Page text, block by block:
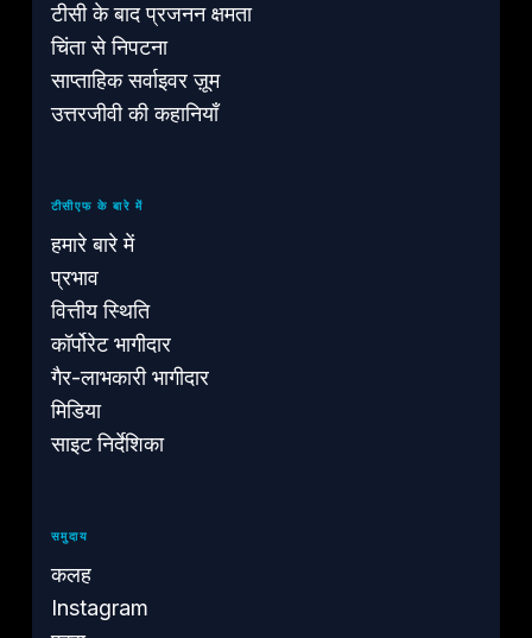
टीसी के बाद प्रजनन क्षमता
चिंता से निपटना
साप्ताहिक सर्वाइवर ज़ूम
उत्तरजीवी की कहानियाँ
टीसीएफ के बारे में
हमारे बारे में
प्रभाव
वित्तीय स्थिति
कॉर्पोरेट भागीदार
गैर-लाभकारी भागीदार
मिडिया
साइट निर्देशिका
समुदाय
कलह
Instagram